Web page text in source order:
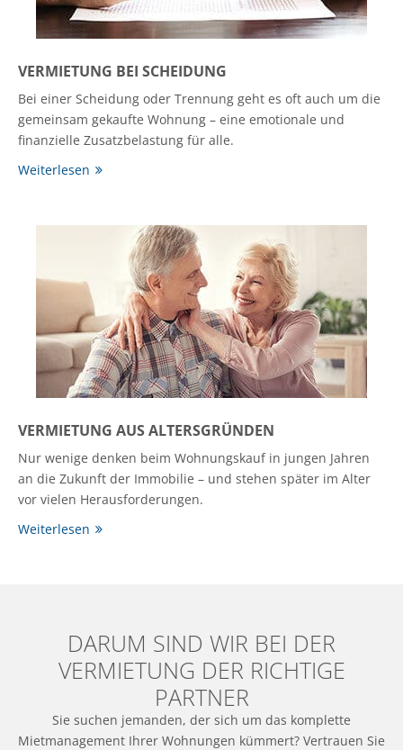
VERMIETUNG BEI SCHEIDUNG
Bei einer Scheidung oder Trennung geht es oft auch um die
gemeinsam gekaufte Wohnung – eine emotionale und
finanzielle Zusatzbelastung für alle.
Weiterlesen
VERMIETUNG AUS ALTERSGRÜNDEN
Nur wenige denken beim Wohnungskauf in jungen Jahren
an die Zukunft der Immobilie – und stehen später im Alter
vor vielen Herausforderungen.
Weiterlesen
DARUM SIND WIR BEI DER
VERMIETUNG DER RICHTIGE
PARTNER
Sie suchen jemanden, der sich um das komplette
Mietmanagement Ihrer Wohnungen kümmert? Vertrauen Sie